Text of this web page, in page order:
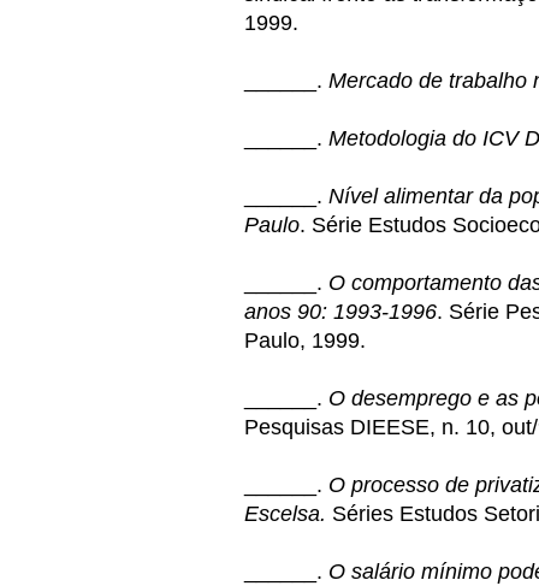
1999.
______.Mercado de trabalho
______.Metodologia do ICV
______.Nível alimentar da
Paulo. Série Estudos
______. O comportamento
anos 90: 1993-1996. Série
Paulo, 1999.
______. O desemprego e as
Pesquisas DIEESE, n. 10,
______. O processo de
Escelsa. Séries Estudos
______. O salário mínimo